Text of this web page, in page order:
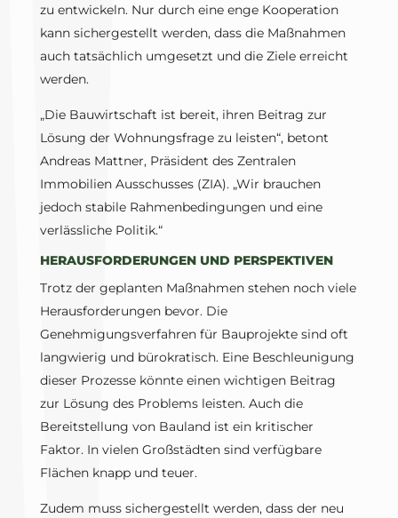
zu entwickeln. Nur durch eine enge Kooperation
kann sichergestellt werden, dass die Maßnahmen
auch tatsächlich umgesetzt und die Ziele erreicht
werden.
„Die Bauwirtschaft ist bereit, ihren Beitrag zur
Lösung der Wohnungsfrage zu leisten“, betont
Andreas Mattner, Präsident des Zentralen
Immobilien Ausschusses (ZIA). „Wir brauchen
jedoch stabile Rahmenbedingungen und eine
verlässliche Politik.“
HERAUSFORDERUNGEN UND PERSPEKTIVEN
Trotz der geplanten Maßnahmen stehen noch viele
Herausforderungen bevor. Die
Genehmigungsverfahren für Bauprojekte sind oft
langwierig und bürokratisch. Eine Beschleunigung
dieser Prozesse könnte einen wichtigen Beitrag
zur Lösung des Problems leisten. Auch die
Bereitstellung von Bauland ist ein kritischer
Faktor. In vielen Großstädten sind verfügbare
Flächen knapp und teuer.
Zudem muss sichergestellt werden, dass der neu